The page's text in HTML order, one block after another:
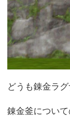
どうも錬金ラグ
錬金釜につい